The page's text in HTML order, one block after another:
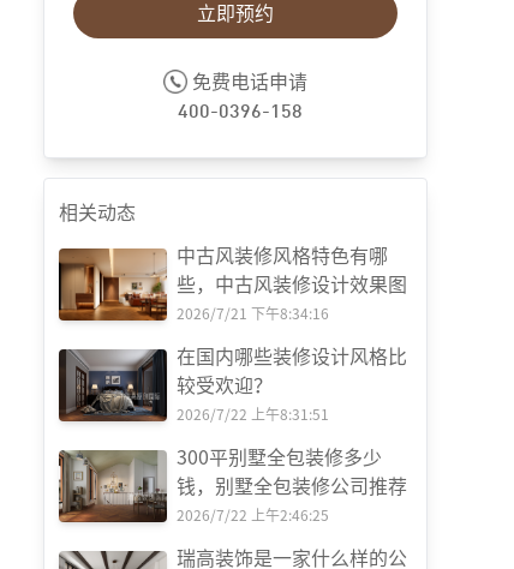
立即预约
免费电话申请
400-0396-158
相关动态
中古风装修风格特色有哪
些，中古风装修设计效果图
2026/7/21 下午8:34:16
在国内哪些装修设计风格比
较受欢迎？
2026/7/22 上午8:31:51
300平别墅全包装修多少
钱，别墅全包装修公司推荐
2026/7/22 上午2:46:25
瑞高装饰是一家什么样的公